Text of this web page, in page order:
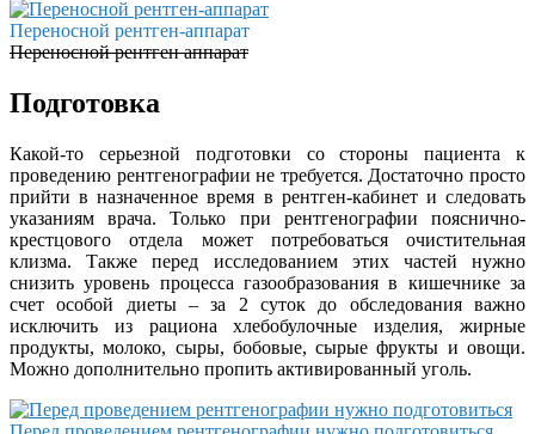
Переносной рентген-аппарат
Переносной рентген аппарат
Подготовка
Какой-то серьезной подготовки со стороны пациента к
проведению рентгенографии не требуется. Достаточно просто
прийти в назначенное время в рентген-кабинет и следовать
указаниям врача. Только при рентгенографии пояснично-
крестцового отдела может потребоваться очистительная
клизма. Также перед исследованием этих частей нужно
снизить уровень процесса газообразования в кишечнике за
счет особой диеты – за 2 суток до обследования важно
исключить из рациона хлебобулочные изделия, жирные
продукты, молоко, сыры, бобовые, сырые фрукты и овощи.
Можно дополнительно пропить активированный уголь.